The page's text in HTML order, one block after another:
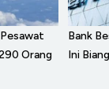
Orang
Bank
Ini